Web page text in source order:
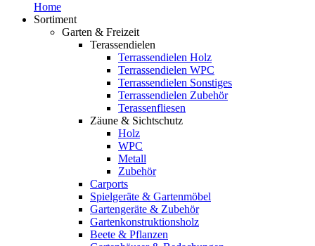
Home
Sortiment
Garten & Freizeit
Terassendielen
Terrassendielen Holz
Terrassendielen WPC
Terrassendielen Sonstiges
Terrassendielen Zubehör
Terassenfliesen
Zäune & Sichtschutz
Holz
WPC
Metall
Zubehör
Carports
Spielgeräte & Gartenmöbel
Gartengeräte & Zubehör
Gartenkonstruktionsholz
Beete & Pflanzen